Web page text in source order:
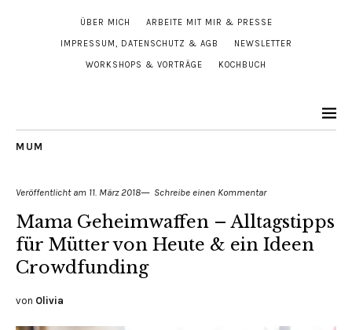
ÜBER MICH ARBEITE MIT MIR & PRESSE
IMPRESSUM, DATENSCHUTZ & AGB NEWSLETTER
WORKSHOPS & VORTRÄGE KOCHBUCH
MUM
Veröffentlicht am 11. März 2018 Schreibe einen Kommentar
Mama Geheimwaffen – Alltagstipps
für Mütter von Heute & ein Ideen
Crowdfunding
von Olivia